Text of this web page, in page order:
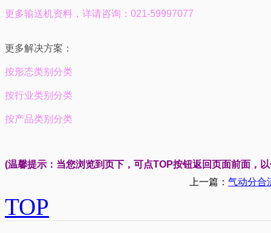
更多输送机资料， 详请咨询：021-59997077
更多解决方案：
按形态类别分类
按行业类别分类
按产品类别分类
(温馨提示：当您浏览到页下，可点TOP按钮返回页面前面，
上一篇： 气动分合
TOP